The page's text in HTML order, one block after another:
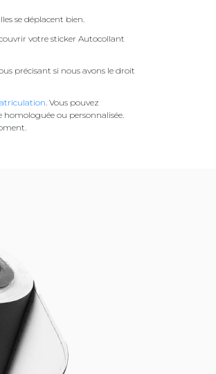
se déplacent bien.
votre sticker Autocollant
précisant si nous avons le droit
. Vous pouvez
ou personnalisée.